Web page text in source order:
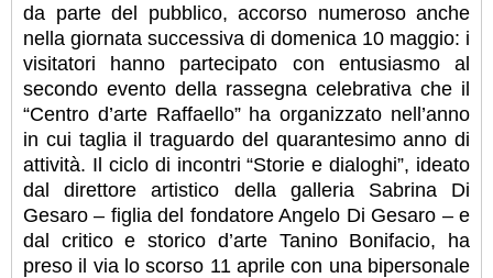
da parte del pubblico, accorso numeroso anche
nella giornata successiva di domenica 10 maggio: i
visitatori hanno partecipato con entusiasmo al
secondo evento della rassegna celebrativa che il
“Centro d’arte Raffaello” ha organizzato nell’anno
in cui taglia il traguardo del quarantesimo anno di
attività. Il ciclo di incontri “Storie e dialoghi”, ideato
dal direttore artistico della galleria Sabrina Di
Gesaro – figlia del fondatore Angelo Di Gesaro – e
dal critico e storico d’arte Tanino Bonifacio, ha
preso il via lo scorso 11 aprile con una bipersonale